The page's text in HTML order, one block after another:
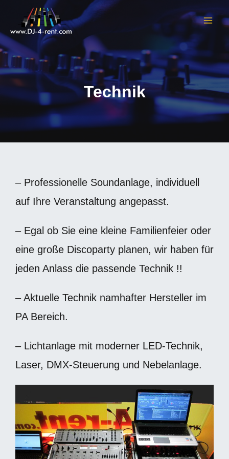
springen
Technik
– Professionelle Soundanlage, individuell
auf Ihre Veranstaltung angepasst.
– Egal ob Sie eine kleine Familienfeier oder
eine große Discoparty planen, wir haben für
jeden Anlass die passende Technik !!
– Aktuelle Technik namhafter Hersteller im
PA Bereich.
– Lichtanlage mit moderner LED-Technik,
Laser, DMX-Steuerung und Nebelanlage.